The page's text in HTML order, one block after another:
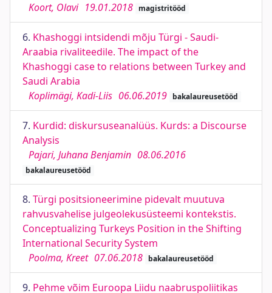
Koort, Olavi 19.01.2018 magistritööd
6. Khashoggi intsidendi mõju Türgi - Saudi-
Araabia rivaliteedile. The impact of the
Khashoggi case to relations between Turkey and
Saudi Arabia
Koplimägi, Kadi-Liis 06.06.2019 bakalaureusetööd
7. Kurdid: diskursuseanalüüs. Kurds: a Discourse
Analysis
Pajari, Juhana Benjamin 08.06.2016
bakalaureusetööd
8. Türgi positsioneerimine pidevalt muutuva
rahvusvahelise julgeolekusüsteemi kontekstis.
Conceptualizing Turkeys Position in the Shifting
International Security System
Poolma, Kreet 07.06.2018 bakalaureusetööd
9. Pehme võim Euroopa Liidu naabruspoliitikas